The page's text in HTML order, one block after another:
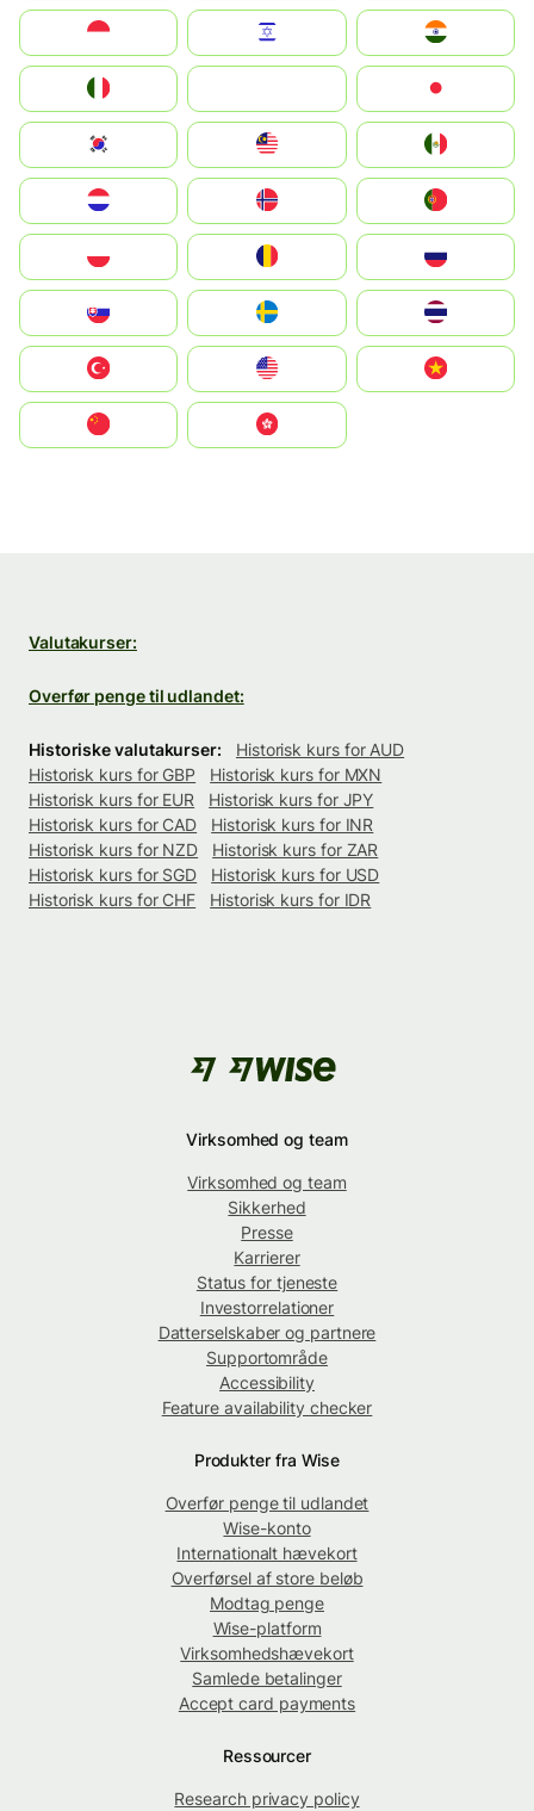
South Korea
United States
中國香港特別行政區
Valutakurser:
Overfør penge til udlandet:
Historiske valutakurser:
Historisk kurs for AUD
Historisk kurs for GBP
Historisk kurs for MXN
Historisk kurs for EUR
Historisk kurs for JPY
Historisk kurs for CAD
Historisk kurs for INR
Historisk kurs for NZD
Historisk kurs for ZAR
Historisk kurs for SGD
Historisk kurs for USD
Historisk kurs for CHF
Historisk kurs for IDR
Virksomhed og team
Virksomhed og team
Sikkerhed
Presse
Karrierer
Status for tjeneste
Investorrelationer
Datterselskaber og partnere
Supportområde
Accessibility
Feature availability checker
Produkter fra Wise
Overfør penge til udlandet
Wise-konto
Internationalt hævekort
Overførsel af store beløb
Modtag penge
Wise-platform
Virksomhedshævekort
Samlede betalinger
Accept card payments
Ressourcer
Research privacy policy